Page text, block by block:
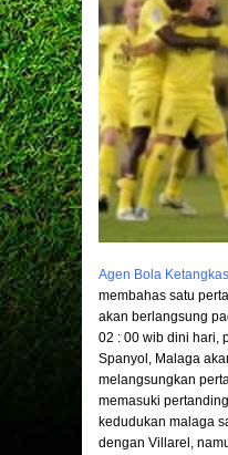
Agen Bola
membahas satu
akan berlangsung
02 : 00 wib dini hari,
Spanyol, Malaga
melangsungkan
memasuki
kedudukan malaga
dengan Villarel,